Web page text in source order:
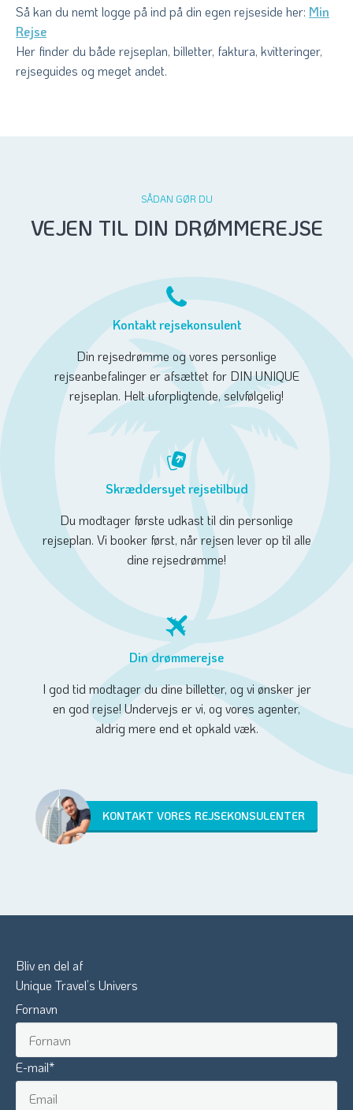
Så kan du nemt logge på ind på din egen rejseside her: Min
Rejse
Her finder du både rejseplan, billetter, faktura, kvitteringer,
rejseguides og meget andet.
SÅDAN GØR DU
VEJEN TIL DIN DRØMMEREJSE
Kontakt rejsekonsulent
Din rejsedrømme og vores personlige
rejseanbefalinger er afsættet for DIN UNIQUE
rejseplan. Helt uforpligtende, selvfølgelig!
Skræddersyet rejsetilbud
Du modtager første udkast til din personlige
rejseplan. Vi booker først, når rejsen lever op til alle
dine rejsedrømme!
Din drømmerejse
I god tid modtager du dine billetter, og vi ønsker jer
en god rejse! Undervejs er vi, og vores agenter,
aldrig mere end et opkald væk.
KONTAKT VORES REJSEKONSULENTER
Bliv en del af
Unique Travel’s Univers
Fornavn
E-mail*